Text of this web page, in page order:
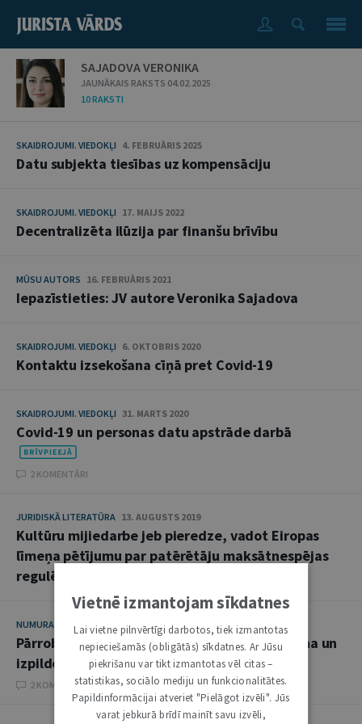
SAJADOVA VERONIKA
JAUNĀKAIS RAKSTS 04.02.2025
10 RAKSTI
SKAIDROJUMI. VIEDOKĻI 4. FEBRUĀRIS 2025
Datu subjekta tiesības uz kompensāciju
SKAIDROJUMI. VIEDOKĻI 17. MAIJS 2022
Decentralizēta ilūzija par finanšu brīvību
MŪSU AUTORS 16. FEBRUĀRIS 2021
Iepazīstieties: JV autore Veronika Sajadova
SKAIDROJUMI. VIEDOKĻI 6. OKTOBRIS 2020
Kontaktu izsekošana cīņā pret Covid-19
SKAIDROJUMI. VIEDOKĻI 31. MARTS 2020
Covid-19 un personas datu apstrāde darbā
2 KOMENTĀRI
JURIDISKĀ LITERATŪRA 13. AUGUSTS 2019
Kultūru mijiedarbe jeb pieredze, vadot Eiropas
līmeņa pētījumu par patērētāju maksātnespējas
regulējumu
NUMURA TĒMA 23. JANVĀRIS 2018
Pārrobežu maksātnespējas procedūru atzīšana un
izpilde Latvijā
2 KOMENTĀRI
Vietnē izmantojam sīkdatnes
Lai vietne pilnvērtīgi darbotos, tiek izmantotas
nepieciešamās (obligātās) sīkdatnes. Ar Jūsu
piekrišanu var tikt izmantotas vēl citas –
statistikas, sociālo mediju un funkcionalitātes.
Papildinformācijai atveriet "Pielāgot izvēli". Jūs
varat jebkurā brīdī mainīt savu izvēli,